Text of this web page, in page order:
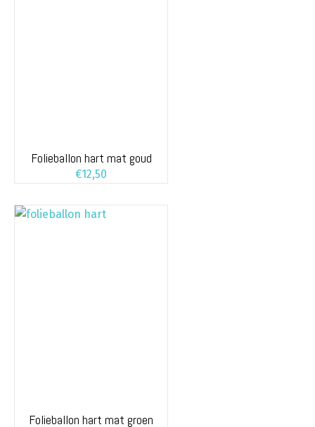
Folieballon hart mat goud
€12,50
Folieballon hart mat groen